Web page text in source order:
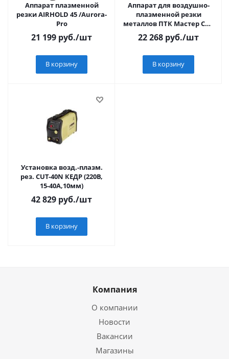
Аппарат плазменной
резки AIRHOLD 45 /Aurora-
Pro
21 199 руб./шт
В корзину
Аппарат для воздушно-
плазменной резки
металлов ПТК Мастер CUT
22 268 руб./шт
В корзину
Установка возд.-плазм.
рез. CUT-40N КЕДР (220В,
15-40А,10мм)
42 829 руб./шт
В корзину
Компания
О компании
Новости
Вакансии
Магазины